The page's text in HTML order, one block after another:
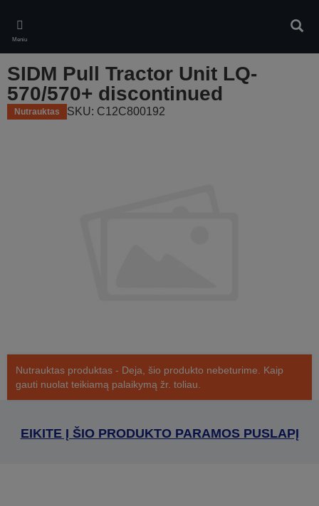
main
content
Meniu
SIDM Pull Tractor Unit LQ-
570/570+ discontinued
Nutrauktas SKU: C12C800192
Nutrauktas produktas - Deja, šio produkto nebeturime. Kaip
gauti nuolat teikiamą palaikymą žr. toliau.
EIKITE Į ŠIO PRODUKTO PARAMOS PUSLAPĮ